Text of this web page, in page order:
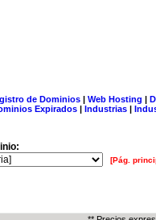
de Dominios| Web Hosting |
Expirados | Industrias |
[Pág.